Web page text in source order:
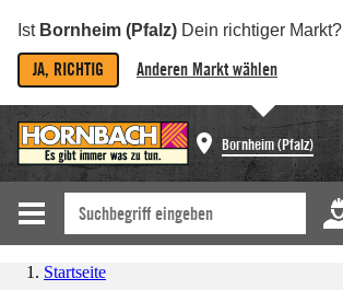
Ist Bornheim (Pfalz) Dein richtiger Markt?
JA, RICHTIG Anderen Markt wählen
Bornheim (Pfalz)
Startseite